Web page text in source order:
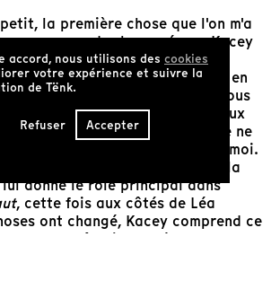
la première chose que l'on m'a
pas regarder la caméra. » Kacey
quand Ursula Meier le fait
filmHome, remarqué à Cannes en
grave et posée d'ado, Kacey nous
parcouru depuis ces débuts aux
et Olivier Gourmet. « Je ne
Je le voyais comme moi.
» Quatre ans plus tard la
lui donne le rôle principal dans
, cette fois aux côtés de Léa
ont changé, Kacey comprend ce
dans un rôle, interpréter un
accord, nous utilisons des cookies
votre expérience et suivre la
de Tënk.
Refuser Accepter